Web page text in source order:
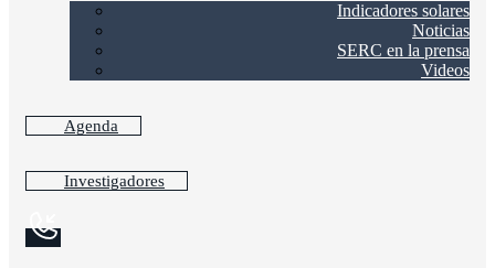
Indicadores solares
Noticias
SERC en la prensa
Videos
Agenda
Investigadores